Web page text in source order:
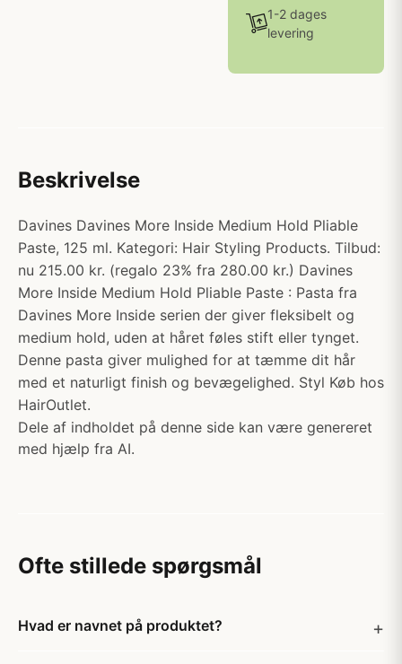
1-2 dages
levering
Beskrivelse
Davines Davines More Inside Medium Hold Pliable
Paste, 125 ml. Kategori: Hair Styling Products. Tilbud:
nu 215.00 kr. (regalo 23% fra 280.00 kr.) Davines
More Inside Medium Hold Pliable Paste : Pasta fra
Davines More Inside serien der giver fleksibelt og
medium hold, uden at håret føles stift eller tynget.
Denne pasta giver mulighed for at tæmme dit hår
med et naturligt finish og bevægelighed. Styl Køb hos
HairOutlet.
Dele af indholdet på denne side kan være genereret
med hjælp fra AI.
Ofte stillede spørgsmål
Hvad er navnet på produktet?